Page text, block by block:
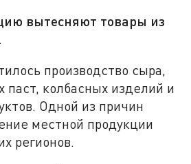
вытесняют товары из
производство сыра,
паст, колбасных изделий и
Одной из причин
местной продукции
регионов.